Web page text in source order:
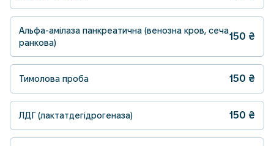
Альфа-амілаза панкреатична (венозна кров, сеча
ранкова)
150 ₴
Тимолова проба 150 ₴
ЛДГ (лактатдегідрогеназа) 150 ₴